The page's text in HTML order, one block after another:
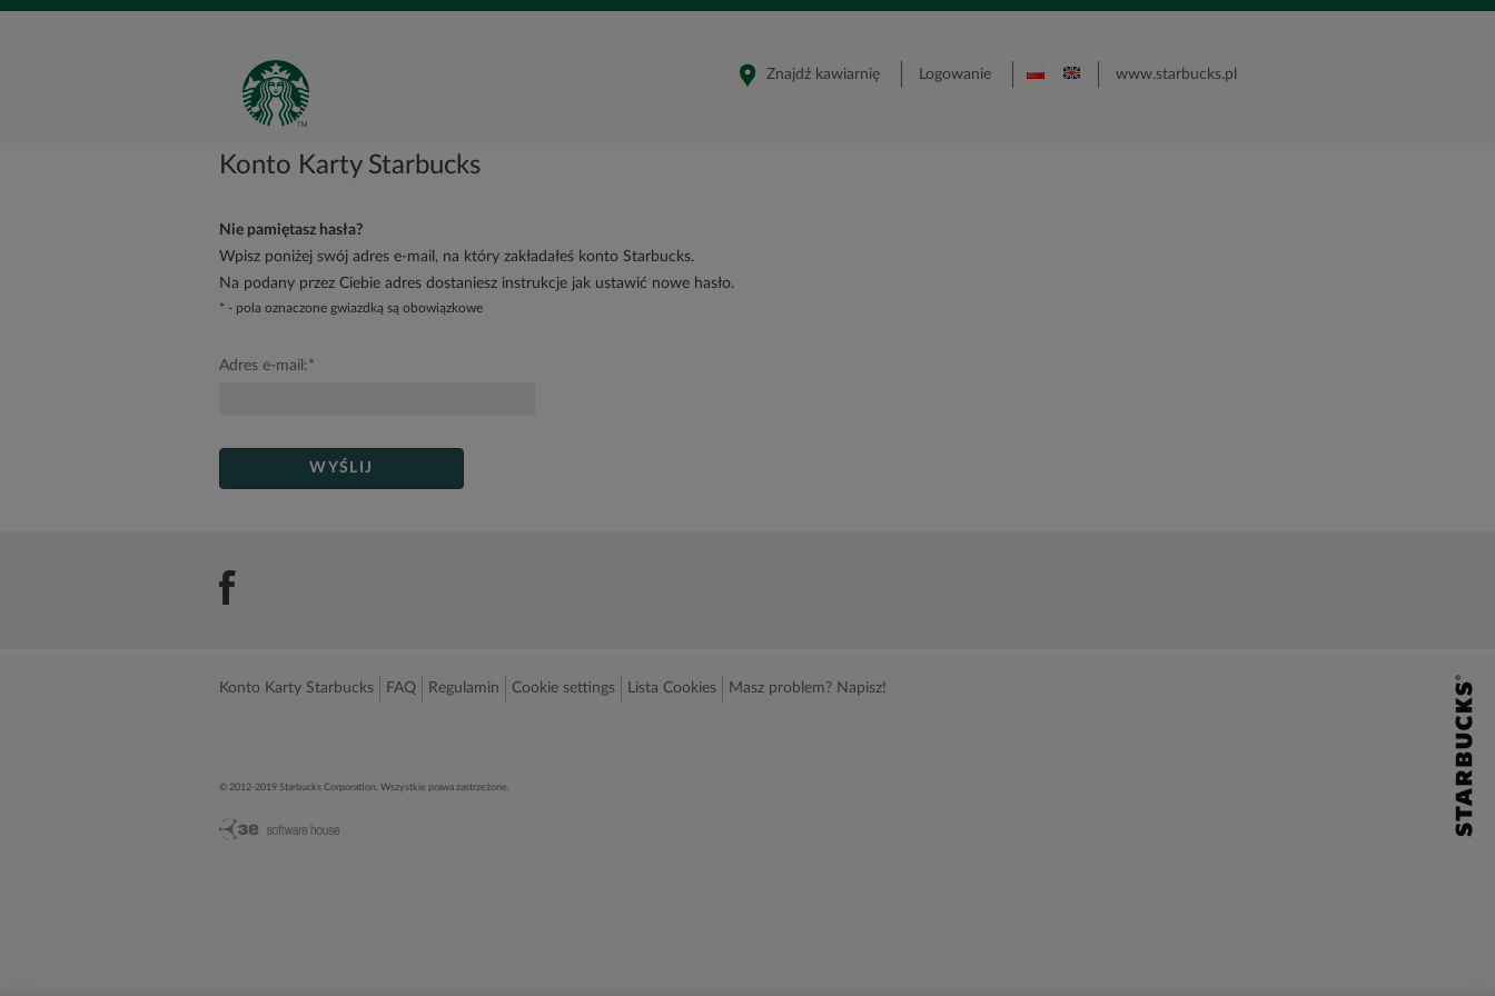
Znajdź kawiarnię Logowanie www.starbucks.pl
Konto Karty Starbucks
Nie pamiętasz hasła?
Wpisz poniżej swój adres e-mail, na który zakładałeś konto Starbucks.
Na podany przez Ciebie adres dostaniesz instrukcje jak ustawić nowe hasło.
* - pola oznaczone gwiazdką są obowiązkowe
Adres e-mail:*
Konto Karty Starbucks FAQ Regulamin Cookie settings Lista Cookies Masz problem? Napisz!
© 2012-2019 Starbucks Corporation. Wszystkie prawa zastrzeżone.